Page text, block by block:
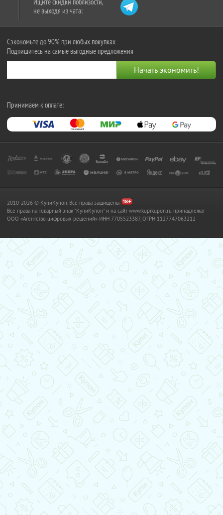
не выходя из чата:
Сэкономьте до 90% при любых покупках
Подпишитесь на самые выгодные предложения
Принимаем к оплате:
2010-2026 © КупиКупон. Все права защищены.
Все права на товарный знак "КупиКупон" и на сайт www.kupikupon.ru принадлежат
OOO «Агентство цифровых решений» ИНН 7705523387, ОГРН 1127747063212